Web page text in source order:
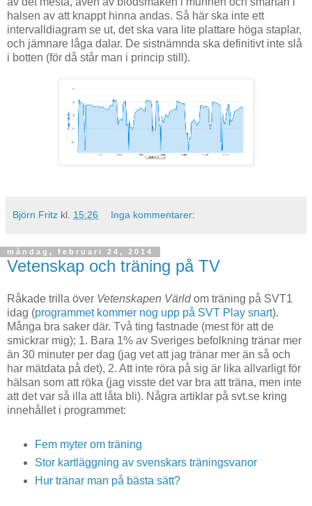
halsen av att knappt hinna andas. Så här ska inte ett
intervalldiagram se ut, det ska vara lite plattare höga staplar,
och jämnare låga dalar. De sistnämnda ska definitivt inte slå
i botten (för då står man i princip still).
Björn Fritz kl. 15:26 Inga kommentarer:
måndag, februari 24, 2014
Vetenskap och träning på TV
Råkade trilla över Vetenskapen Världom träning på SVT1
idag (programmet kommer nog upp på SVT Play snart).
Många bra saker där. Två ting fastnade (mest för att de
smickrar mig); 1. Bara 1% av Sveriges befolkning tränar mer
än 30 minuter per dag (jag vet att jag tränar mer än så och
har mätdata på det), 2. Att inte röra på sig är lika allvarligt för
hälsan som att röka (jag visste det var bra att träna, men inte
att det var så illa att låta bli). Några artiklar på svt.se kring
innehållet i programmet:
Fem myter om träning
Stor kartläggning av svenskars träningsvanor
Hur tränar man på bästa sätt?